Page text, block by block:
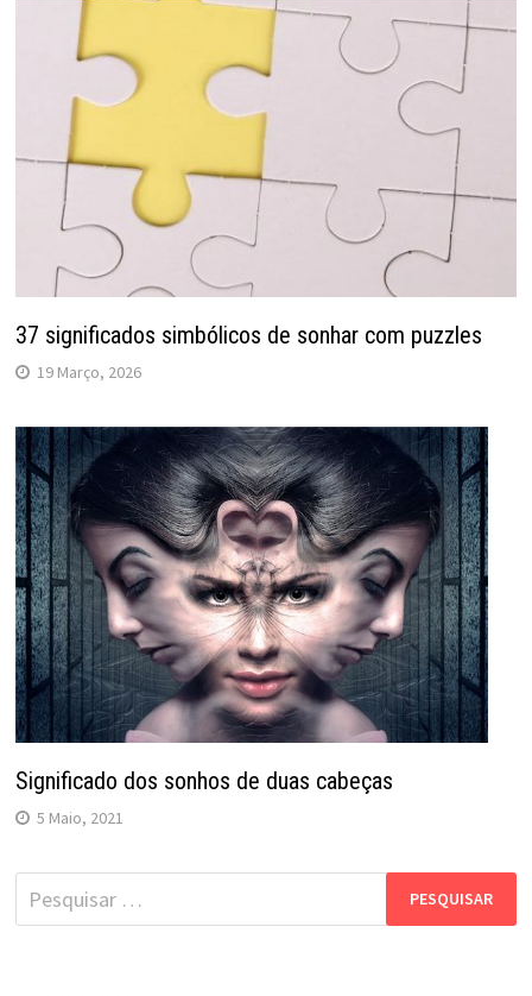
37 significados simbólicos de sonhar com puzzles
19 Março, 2026
Significado dos sonhos de duas cabeças
5 Maio, 2021
Pesquisar
por: